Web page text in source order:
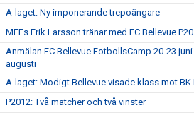
A-laget: Ny imponerande trepoängare
MFFs Erik Larsson tränar med FC Bellevue
Anmälan FC Bellevue FotbollsCamp 20-23
augusti
A-laget: Modigt Bellevue visade klass mot BK
P2012: Två matcher och två vinster